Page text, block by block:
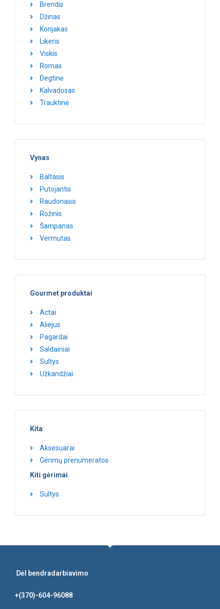
Brendis
Džinas
Konjakas
Likeris
Viskis
Romas
Degtinė
Kalvadosas
Trauktinė
Vynas
Baltasis
Putojantis
Raudonasis
Rožinis
Šampanas
Vermutas
Gourmet produktai
Actai
Aliejus
Pagardai
Saldainiai
Sultys
Užkandžiai
Kita
Aksesuarai
Gerimų prenumeratos
Kiti gėrimai
Sultys
Dėl bendradarbiavimo
+(370)-604-96088